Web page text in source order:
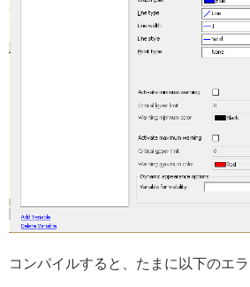
コンパイルすると、たまに以下のエラ